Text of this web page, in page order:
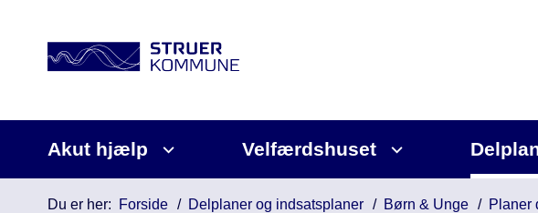
Akut hjælp Velfærdshuset
Du er her: Forside Delplaner og indsatsplaner Børn & Unge Planer